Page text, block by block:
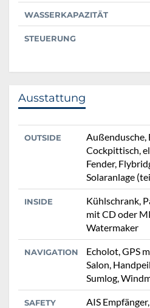
WASSERKAPAZITÄT
STEUERUNG
Ausstattung
OUTSIDE
Außendusche,
Cockpittisch,
Fender,
Solaranlage
INSIDE
Kühlschrank,
mit CD oder
Watermaker
NAVIGATION
Echolot, GPS
Salon,
Sumlog,
SAFETY
AIS